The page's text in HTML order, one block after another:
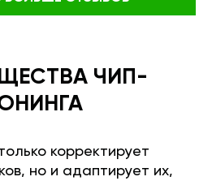
ЧИП-
корректирует
но и адаптирует их,